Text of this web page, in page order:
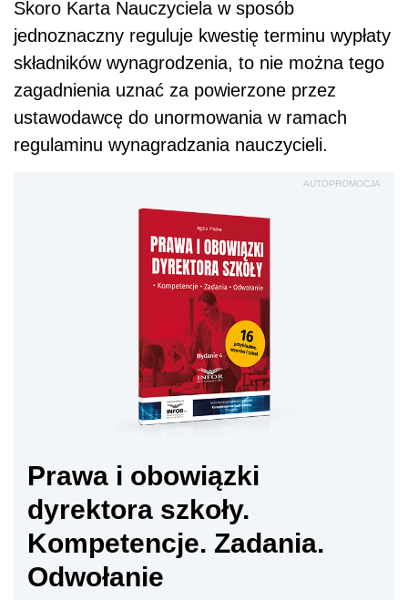
Prawa i obowiązki
dyrektora szkoły.
Kompetencje. Zadania.
Odwołanie
Zmiany wysokości wynagrodzenia
reguluje ustawa
W regulaminie nie można określać także zasad
odnoszących się do początkowego terminu